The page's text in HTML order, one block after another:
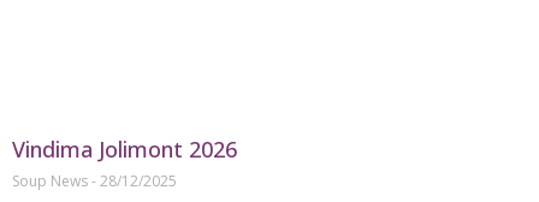
Vindima Jolimont 2026
Soup News 28/12/2025